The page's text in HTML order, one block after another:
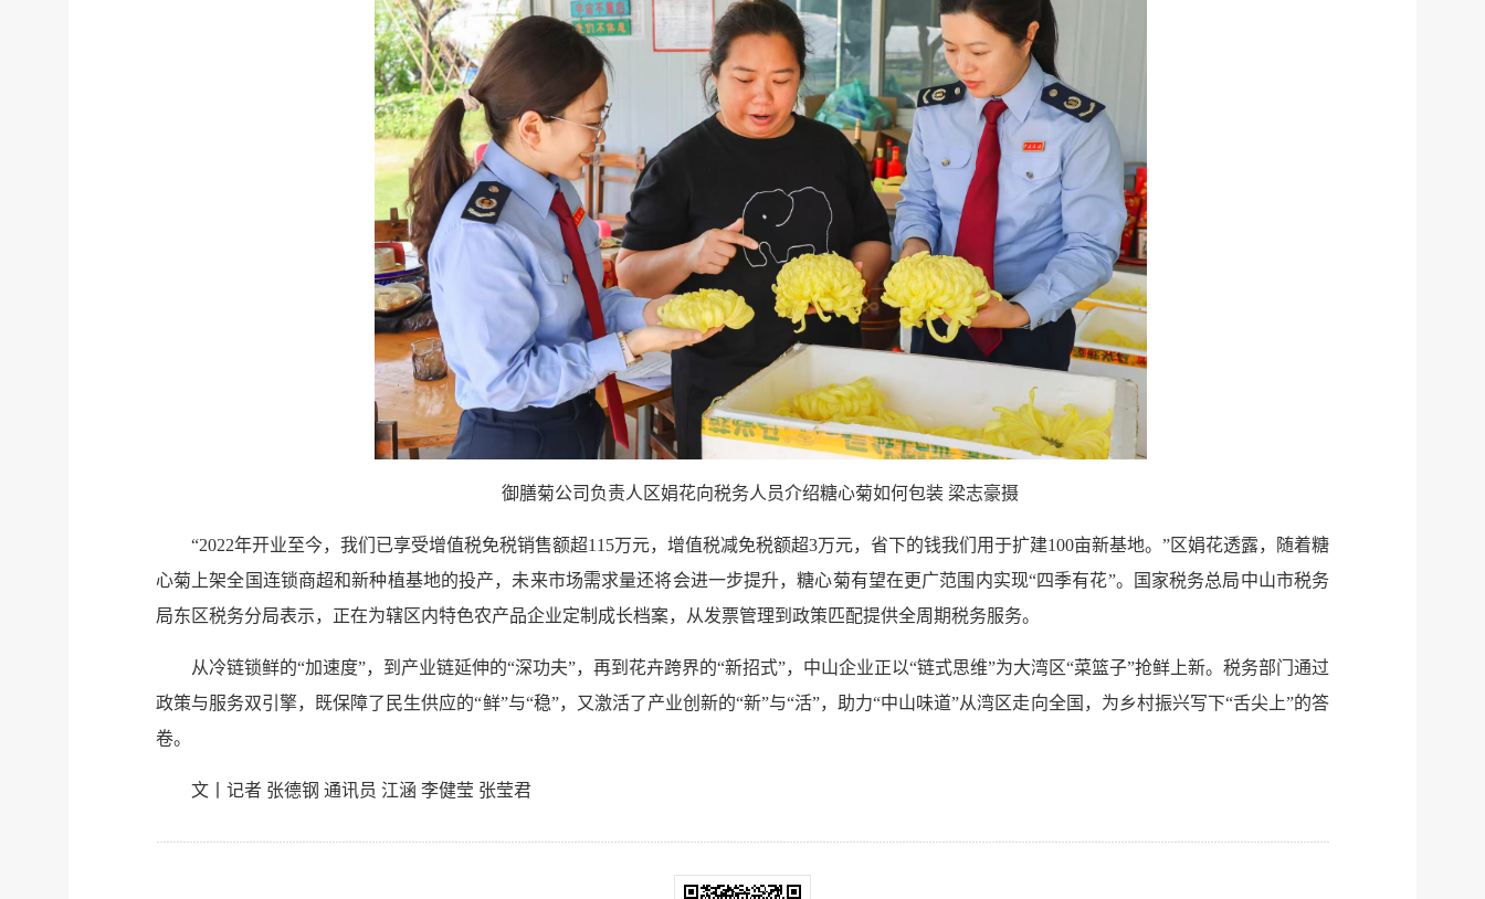
御膳菊公司负责人区娟花向税务人员介绍糖心菊如何包装 梁志豪摄
“2022年开业至今，我们已享受增值税免税销售额超115万元，增值税减免税额超3万元，省下的钱我们用于扩建100亩新基地。”区娟花透露，随着糖
心菊上架全国连锁商超和新种植基地的投产，未来市场需求量还将会进一步提升，糖心菊有望在更广范围内实现“四季有花”。国家税务总局中山市税务
局东区税务分局表示，正在为辖区内特色农产品企业定制成长档案，从发票管理到政策匹配提供全周期税务服务。
从冷链锁鲜的“加速度”，到产业链延伸的“深功夫”，再到花卉跨界的“新招式”，中山企业正以“链式思维”为大湾区“菜篮子”抢鲜上新。税务部门通过
政策与服务双引擎，既保障了民生供应的“鲜”与“稳”，又激活了产业创新的“新”与“活”，助力“中山味道”从湾区走向全国，为乡村振兴写下“舌尖上”的答
卷。
文丨记者 张德钢 通讯员 江涵 李健莹 张莹君